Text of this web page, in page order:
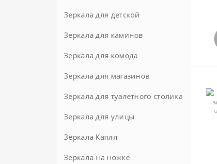
Зеркала для детской
Зеркала для каминов
Зеркала для комода
Зеркала для магазинов
Зеркала для туалетного столика
Зеркала для улицы
Зеркала Капля
Зеркала на ножке